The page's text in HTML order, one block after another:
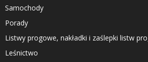
Samochody
Porady
Listwy progowe, nakładki i zaślepki listw
Leśnictwo